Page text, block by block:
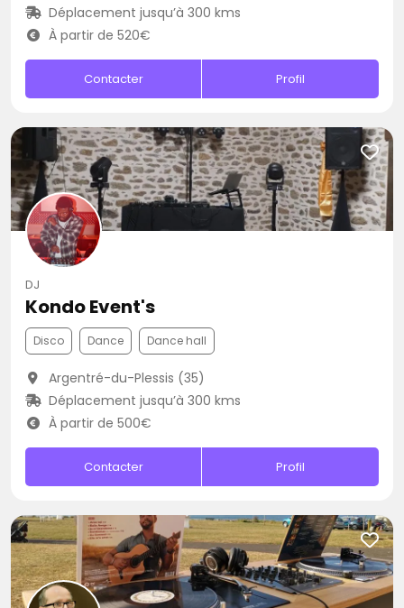
Déplacement jusqu’à 300 kms
À partir de 520€
Contacter Profil
DJ
Kondo Event's
Disco Dance Dance hall
Argentré-du-Plessis (35)
Déplacement jusqu’à 300 kms
À partir de 500€
Contacter Profil